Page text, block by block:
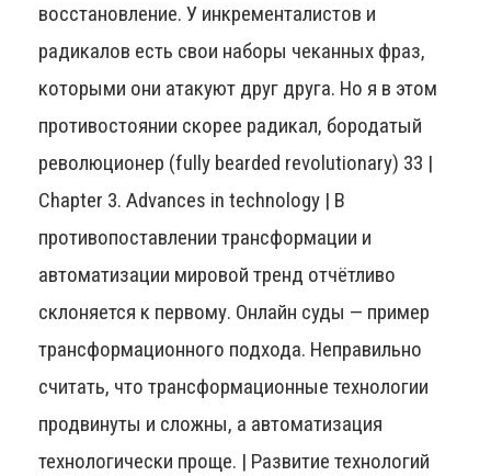
восстановление. У инкременталистов и
радикалов есть свои наборы чеканных фраз,
которыми они атакуют друг друга. Но я в этом
противостоянии скорее радикал, бородатый
революционер (fully bearded revolutionary) 33 |
Chapter 3. Advances in technology | В
противопоставлении трансформации и
автоматизации мировой тренд отчётливо
склоняется к первому. Онлайн суды — пример
трансформационного подхода. Неправильно
считать, что трансформационные технологии
продвинуты и сложны, а автоматизация
технологически проще. | Развитие технологий